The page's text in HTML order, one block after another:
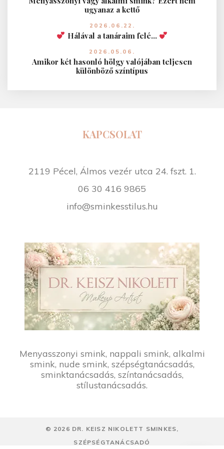
ugyanaz a kettő
Hálával a tanáraim felé…
2026.06.22.
Amikor két hasonló hölgy valójában teljesen
különböző színtípus
2026.05.06.
KAPCSOLAT
2119 Pécel, Álmos vezér utca 24. fszt. 1.
06 30 416 9865
info@sminkesstilus.hu
Menyasszonyi smink, nappali smink, alkalmi
smink, nude smink, szépségtanácsadás,
sminktanácsadás, színtanácsadás,
stílustanácsadás.
© 2026 DR. KEISZ NIKOLETT SMINKES,
SZÉPSÉGTANÁCSADÓ